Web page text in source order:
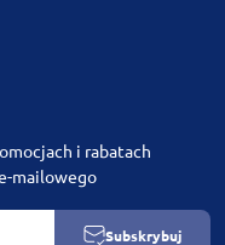
i rabatach
mailowego
Subskrybuj